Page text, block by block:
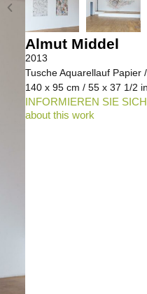
Almut Middel
2013
Tusche Aquarellauf
140 x 95 cm / 55 x 37 1/2 in
INFORMIEREN SIE
about this work